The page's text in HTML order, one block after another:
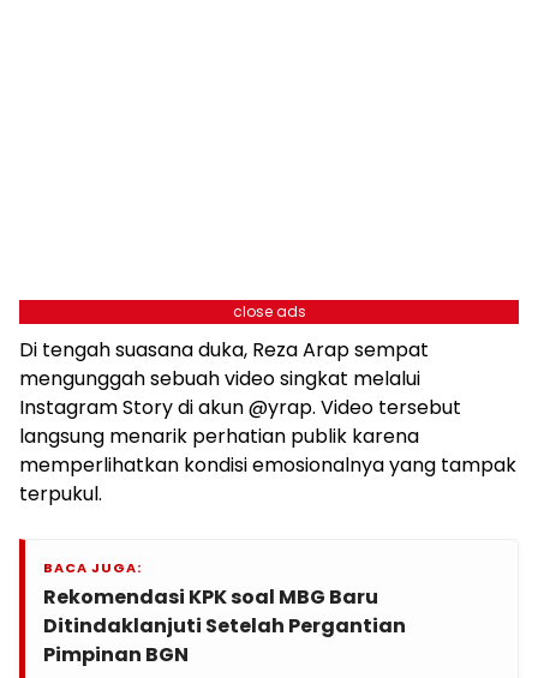
close ads
Di tengah suasana duka, Reza Arap sempat
mengunggah sebuah video singkat melalui
Instagram Story di akun @yrap. Video tersebut
langsung menarik perhatian publik karena
memperlihatkan kondisi emosionalnya yang tampak
terpukul.
BACA JUGA:
Rekomendasi KPK soal MBG Baru
Ditindaklanjuti Setelah Pergantian
Pimpinan BGN